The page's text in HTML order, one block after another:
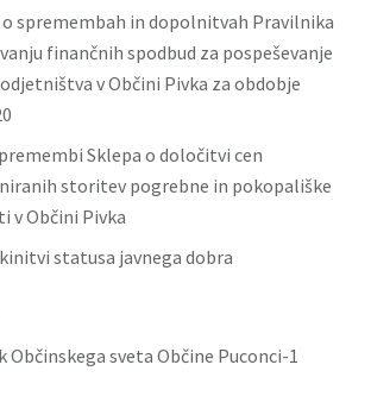
spremembah in dopolnitvah Pravilnika
finančnih spodbud za pospeševanje
v Občini Pivka za obdobje
Sklepa o določitvi cen
storitev pogrebne in pokopališke
v Občini Pivka
statusa javnega dobra
Občinskega sveta Občine Puconci-1